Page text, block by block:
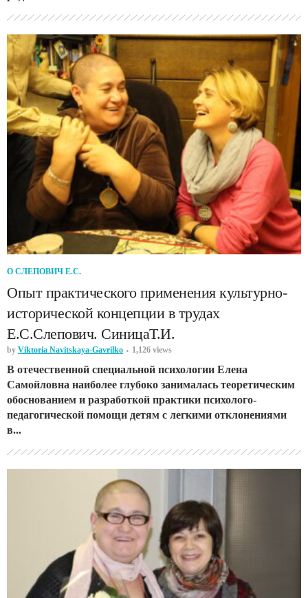
О СЛЕПОВИЧ Е.С.
Опыт практического применения культурно-
исторической концепции в трудах
Е.С.Слепович. СиницаТ.И.
by Viktoria Navitskaya-Gavrilko 1,126 views
В отечественной специальной психологии Елена
Самойловна наиболее глубоко занималась теоретическим
обоснованием и разработкой практики психолого-
педагогической помощи детям с легкими отклонениями
в...